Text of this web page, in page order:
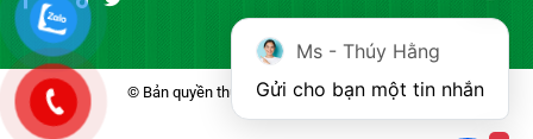
© Bản quyền thuộc về DienhoaXANH.com
Ms - Thúy Hằng
Gửi cho bạn một tin nhắn